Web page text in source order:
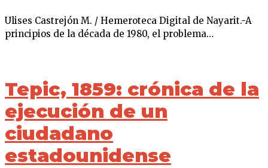
Ulises Castrejón M. / Hemeroteca Digital de Nayarit.-A
principios de la década de 1980, el problema…
Tepic, 1859: crónica de la
ejecución de un
ciudadano
estadounidense